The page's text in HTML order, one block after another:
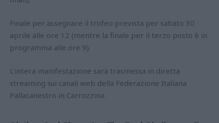
Finale per assegnare il trofeo prevista per sabato 30
aprile alle ore 12 (mentre la finale per il terzo posto è in
programma alle ore 9).
L’intera manifestazione sarà trasmessa in diretta
streaming sui canali web della Federazione Italiana
Pallacanestro in Carrozzina.